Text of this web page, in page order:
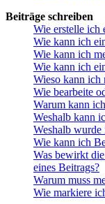
Beiträge schreiben
Wie erstelle ich
Wie kann ich
Wie kann ich
Wie kann ich
Wieso kann ich
Wie bearbeite
Warum kann
Weshalb kann
Weshalb
Wie kann ich
Was bewirkt
eines Beitrags?
Warum muss
Wie markiere